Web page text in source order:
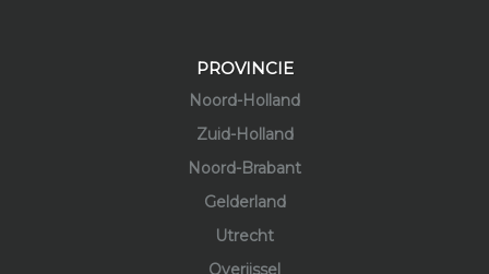
PROVINCIE
Noord-Holland
Zuid-Holland
Noord-Brabant
Gelderland
Utrecht
Overijssel